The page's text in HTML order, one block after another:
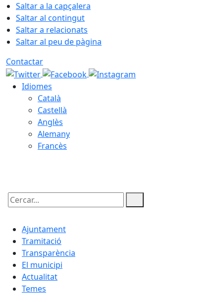
Saltar a la capçalera
Saltar al contingut
Saltar a relacionats
Saltar al peu de pàgina
Contactar
Idiomes
Català
Castellà
Anglès
Alemany
Francès
Cercar:
Ajuntament
Tramitació
Transparència
El municipi
Actualitat
Temes